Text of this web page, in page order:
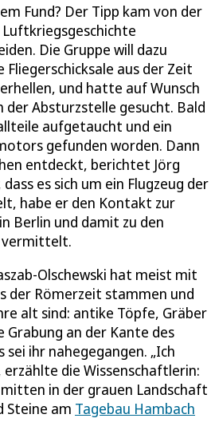
Fund? Der Tipp kam von der
Die Gruppe will dazu
aus der Zeit
und hatte auf Wunsch
der Absturzstelle gesucht. Bald
aufgetaucht und ein
gefunden worden. Dann
entdeckt, berichtet Jörg
es sich um ein Flugzeug der
habe er den Kontakt zur
Berlin und damit zu den
vermittelt.
Olschewski hat meist mit
der Römerzeit stammen und
alt sind: antike Töpfe, Gräber
Grabung an der Kante des
sei ihr nahegegangen. „Ich
die Wissenschaftlerin:
in der grauen Landschaft
Steine am Tagebau Hambach